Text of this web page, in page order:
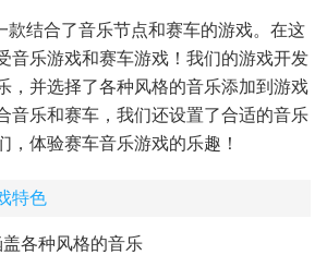
款结合了音乐节点和赛车的游戏。在这
音乐游戏和赛车游戏！我们的游戏开发
，并选择了各种风格的音乐添加到游戏
音乐和赛车，我们还设置了合适的音乐
，体验赛车音乐游戏的乐趣！
特色
各种风格的音乐